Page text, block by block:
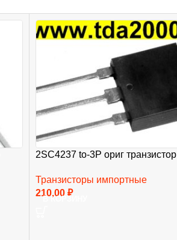
2SC4237 to-3P ориг транзистор
Транзисторы импортные
210,00 ₽
В КОРЗИНУ